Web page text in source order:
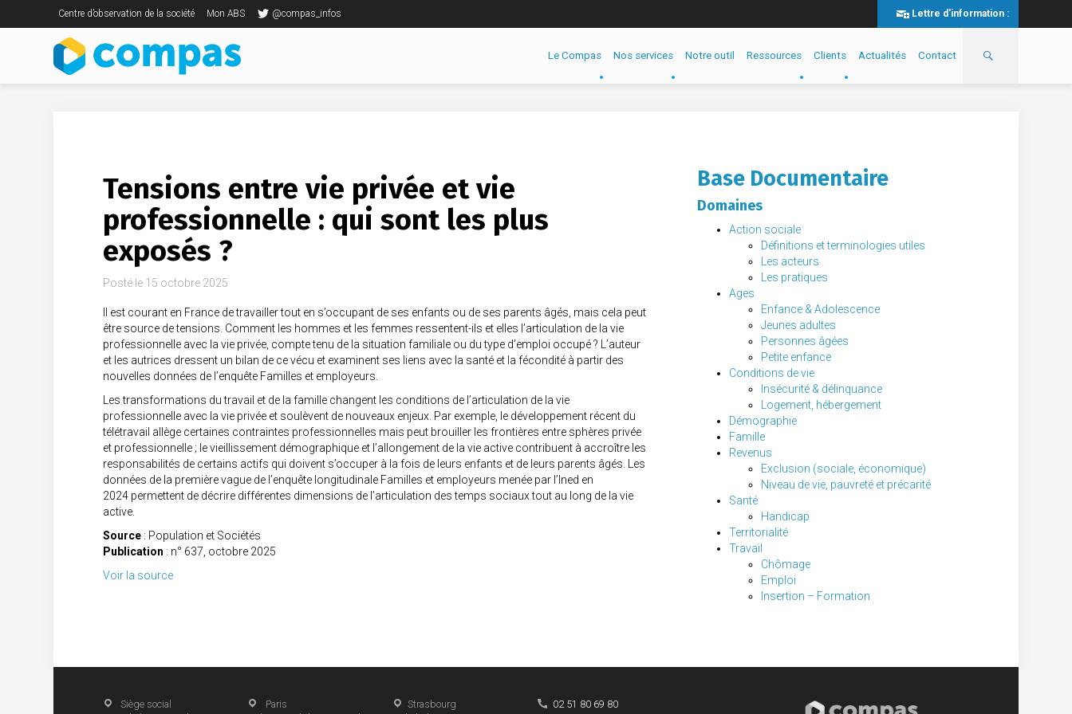
Centre d’observation de la société Mon ABS @compas_infos Lettre d'information :
Le Compas Nos services Notre outil Ressources Clients Actualités Contact
Tensions entre vie privée et vie
professionnelle : qui sont les plus
exposés ?
Posté le 15 octobre 2025
Il est courant en France de travailler tout en s’occupant de ses enfants ou de ses parents âgés, mais cela peut
être source de tensions. Comment les hommes et les femmes ressentent-ils et elles l’articulation de la vie
professionnelle avec la vie privée, compte tenu de la situation familiale ou du type d’emploi occupé ? L’auteur
et les autrices dressent un bilan de ce vécu et examinent ses liens avec la santé et la fécondité à partir des
nouvelles données de l’enquête Familles et employeurs.
Les transformations du travail et de la famille changent les conditions de l’articulation de la vie
professionnelle avec la vie privée et soulèvent de nouveaux enjeux. Par exemple, le développement récent du
télétravail allège certaines contraintes professionnelles mais peut brouiller les frontières entre sphères privée
et professionnelle ; le vieillissement démographique et l’allongement de la vie active contribuent à accroître les
responsabilités de certains actifs qui doivent s’occuper à la fois de leurs enfants et de leurs parents âgés. Les
données de la première vague de l’enquête longitudinale Familles et employeurs menée par l’Ined en
2024 permettent de décrire différentes dimensions de l’articulation des temps sociaux tout au long de la vie
active.
Source: Population et Sociétés
Publication : n° 637, octobre 2025
Voir la source
Base Documentaire
Domaines
Action sociale
Définitions et terminologies utiles
Les acteurs
Les pratiques
Ages
Enfance & Adolescence
Jeunes adultes
Personnes âgées
Petite enfance
Conditions de vie
Insécurité & délinquance
Logement, hébergement
Démographie
Famille
Revenus
Exclusion (sociale, économique)
Niveau de vie, pauvreté et précarité
Santé
Handicap
Territorialité
Travail
Chômage
Emploi
Insertion – Formation
Siège social
Paris
Strasbourg
02 51 80 69 80